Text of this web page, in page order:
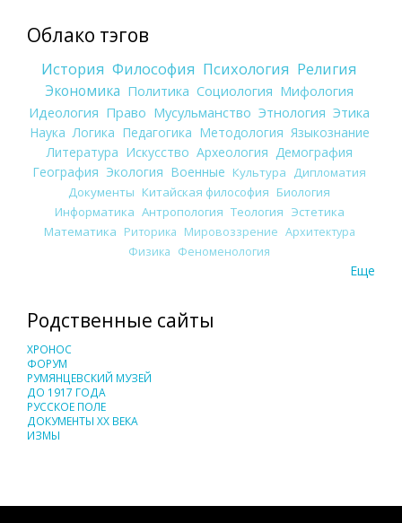
Облако тэгов
История Философия Психология Религия
Экономика Политика Социология Мифология
Идеология Право Мусульманство Этнология Этика
Наука Логика Педагогика Методология Языкознание
Литература Искусство Археология Демография
География Экология Военные Культура
Дипломатия
Документы Китайская философия Биология
Информатика Антропология Теология Эстетика
Математика Риторика Мировоззрение Архитектура
Физика Феноменология
Еще
Родственные сайты
ХРОНОС
ФОРУМ
РУМЯНЦЕВСКИЙ МУЗЕЙ
ДО 1917 ГОДА
РУССКОЕ ПОЛЕ
ДОКУМЕНТЫ XX ВЕКА
ИЗМЫ